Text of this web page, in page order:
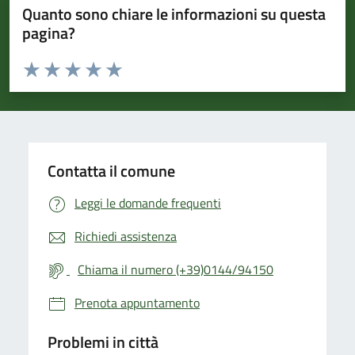
Quanto sono chiare le informazioni su questa
pagina?
Valuta da 1 a 5 stelle la pagina
Valuta 5 stelle su 5
Valuta 4 stelle su 5
Valuta 3 stelle su 5
Valuta 2 stelle su 5
Valuta 1 stelle su 5
Contatta il comune
Leggi le domande frequenti
Richiedi assistenza
Chiama il numero (+39)0144/94150
Prenota appuntamento
Problemi in città